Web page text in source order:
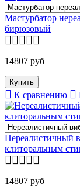
Мастурбатор
бирюзовый
14807 руб
К сравнению
Нереалистичный
клиторальным
14807 руб